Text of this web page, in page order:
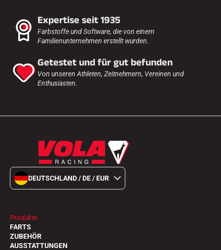
Expertise seit 1935
Farbstoffe und Software, die von einem
Familienunternehmen erstellt wurden.
Getestet und für gut befunden
Von unseren Athleten, Zeitnehmern, Vereinen und
Enthusiasten.
DEUTSCHLAND / DE / EUR
Produkte
FARTS
ZUBEHÖR
AUSSTATTUNGEN